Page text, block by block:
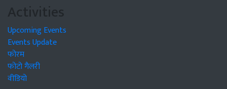
Activities
Upcoming Events
Events Update
फोरम
फोटो गैलरी
वीडियो